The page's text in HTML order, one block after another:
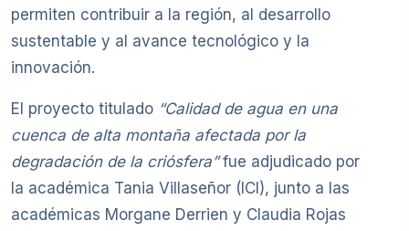
permiten contribuir a la región, al desarrollo
sustentable y al avance tecnológico y la
innovación.
El proyecto titulado “Calidad de agua en una
cuenca de alta montaña afectada por la
degradación de la criósfera”fue adjudicado por
la académica Tania Villaseñor (ICI), junto a las
académicas Morgane Derrien y Claudia Rojas